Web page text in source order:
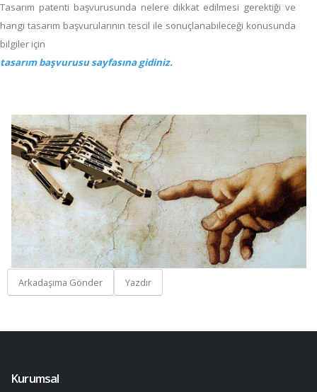
Tasarım patenti başvurusunda nelere dikkat edilmesi gerektiği ve
hangi tasarım başvurularının tescil ile sonuçlanabileceği konusunda
bilgiler için
tasarım başvurusu sayfasına gidiniz.
Arkadaşıma Gönder Yazdır
Kurumsal